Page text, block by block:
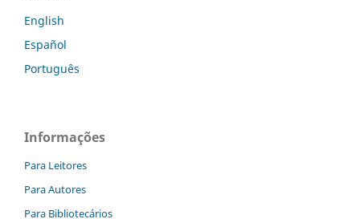
English
Español
Português
Informações
Para Leitores
Para Autores
Para Bibliotecários